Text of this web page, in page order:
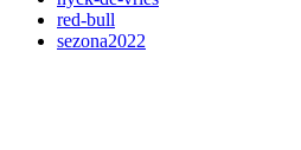
red-bull
sezona2022